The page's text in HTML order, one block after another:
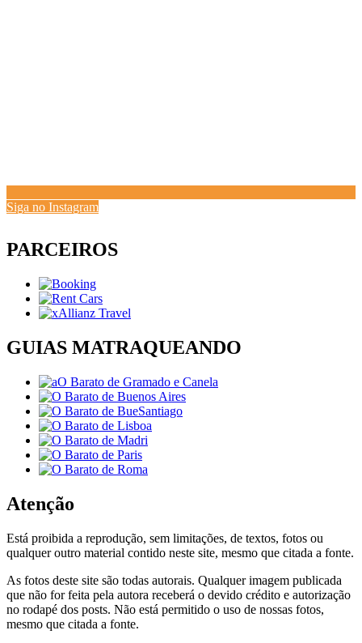
Siga no Instagram
PARCEIROS
GUIAS MATRAQUEANDO
Atenção
Está proibida a reprodução, sem limitações, de textos, fotos ou
qualquer outro material contido neste site, mesmo que citada a fonte.
As fotos deste site são todas autorais. Qualquer imagem publicada
que não for feita pela autora receberá o devido crédito e autorização
no rodapé dos posts. Não está permitido o uso de nossas fotos,
mesmo que citada a fonte.